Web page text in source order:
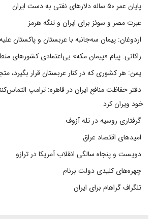
پایان عمر ۵۰ ساله دلارهای نفتی به دست ایران
عبرت مصر و سوئز برای ایران و تنگه هرمز
اردوغان: پیمان سه‌جانبه با عربستان و پاکستان
زاکانی: پیام «پیمان مکه» بی‌اعتمادی کشورهای
یمن: هر کشوری که در کنار عربستان قرار بگیرد،
دفتر حفاظت منافع ایران در قاهره: ترامپ
خود ویران کرد
گرفتاری روسیه در تله آزوف
امیدهای اقتصاد عراق
دویست و پنجاه سالگی انقلاب آمریکا در ترازو
چهره‌های کلیدی دولت برنام
تلگراف گراهام برای ایران